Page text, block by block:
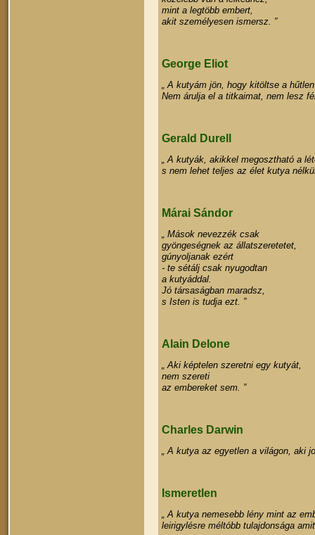
mint a legtöbb embert,
akit személyesen ismersz. ”
George Eliot
„ A kutyám jön, hogy kitöltse a
Nem árulja el a titkaimat, nem lesz
Gerald Durell
„ A kutyák, akikkel megosztható a
s nem lehet teljes az élet kutya
Márai Sándor
„ Mások nevezzék csak
gyöngeségnek az állatszeretetet,
gúnyoljanak ezért
- te sétálj csak nyugodtan
a kutyáddal.
Jó társaságban maradsz,
s Isten is tudja ezt. ”
Alain Delone
„ Aki képtelen szeretni egy kutyát,
nem szereti
az embereket sem. ”
Charles Darwin
„ A kutya az egyetlen a világon, aki
Ismeretlen
„ A kutya nemesebb lény mint az
leirigylésre méltóbb tulajdonsága